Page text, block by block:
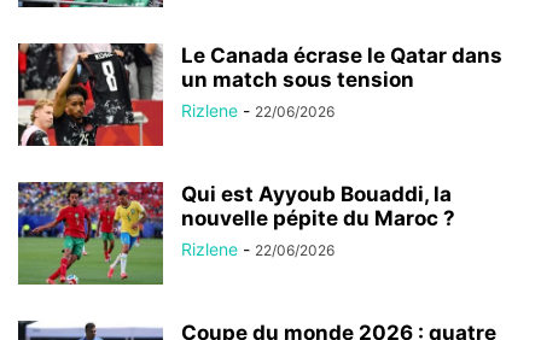
Le Canada écrase le Qatar dans
un match sous tension
Rizlene - 22/06/2026
Qui est Ayyoub Bouaddi, la
nouvelle pépite du Maroc ?
Rizlene - 22/06/2026
Coupe du monde 2026 : quatre